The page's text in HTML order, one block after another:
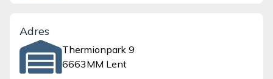
Adres
Thermionpark 9
6663MM Lent